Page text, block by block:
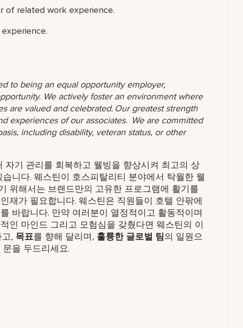
of related work experience.
to being an equal opportunity employer,
We actively foster an environment where
are valued and celebrated. Our greatest strength
experiences of our associates. We are committed
including disability, veteran status, or other
기 관리를 회복하고 웰빙을 향상시켜 최고의 상
니다. 웨스틴이 호스피탈리티 분야에서 탁월한 웰
위해서는 브랜드만의 고유한 프로그램에 활기를
재가 필요합니다. 웨스틴은 직원들이 호텔 안팎에
바랍니다. 만약 여러분이 열정적이고 활동적이며
인 마인드 그리고 모험심을 갖췄다면 웨스틴의 이
, 목표를 향해 달리며, 훌륭한 글로벌 팀의 일원으
을 두드리세요.